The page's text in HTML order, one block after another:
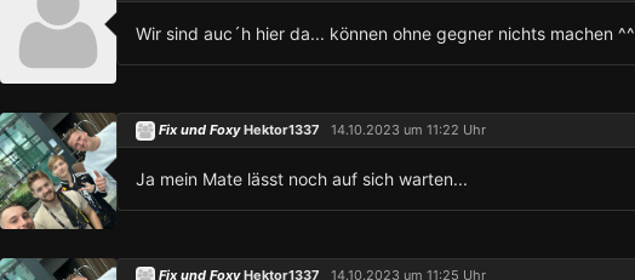
Wir sind auc´h hier da... können ohne gegner nichts machen ^^
Fix und FoxyHektor1337 14.10.2023 um 11:22 Uhr
Ja mein Mate lässt noch auf sich warten...
Fix und FoxyHektor1337 14.10.2023 um 11:25 Uhr